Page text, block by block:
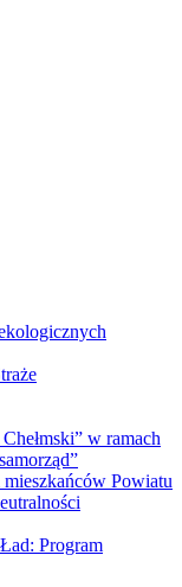
w ramach
Powiatu
Program